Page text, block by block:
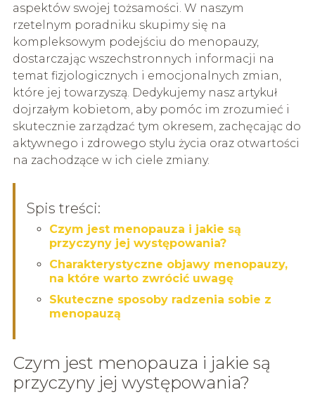
aspektów swojej tożsamości. W naszym
rzetelnym poradniku skupimy się na
kompleksowym podejściu do menopauzy,
dostarczając wszechstronnych informacji na
temat fizjologicznych i emocjonalnych zmian,
które jej towarzyszą. Dedykujemy nasz artykuł
dojrzałym kobietom, aby pomóc im zrozumieć i
skutecznie zarządzać tym okresem, zachęcając do
aktywnego i zdrowego stylu życia oraz otwartości
na zachodzące w ich ciele zmiany.
Spis treści:
Czym jest menopauza i jakie są
przyczyny jej występowania?
Charakterystyczne objawy menopauzy,
na które warto zwrócić uwagę
Skuteczne sposoby radzenia sobie z
menopauzą
Czym jest menopauza i jakie są
przyczyny jej występowania?